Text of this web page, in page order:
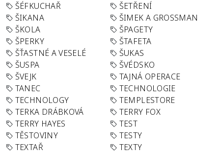
ŠÉFKUCHAŘ
ŠETŘENÍ
ŠIKANA
ŠIMEK A GROSSMAN
ŠKOLA
ŠPAGETY
ŠPERKY
ŠTAFETA
ŠŤASTNÉ A VESELÉ
ŠUKAS
ŠUSPA
ŠVÉDSKO
ŠVEJK
TAJNÁ OPERACE
TANEC
TECHNOLOGIE
TECHNOLOGY
TEMPLESTORE
TERKA DRÁBKOVÁ
TERRY FOX
TERRY HAYES
TEST
TĚSTOVINY
TESTY
TEXTAŘ
TEXTY